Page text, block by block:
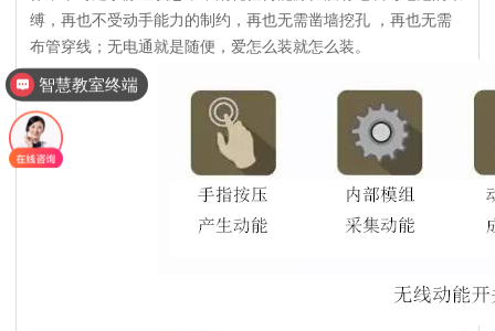
缚，再也不受动手能力的制约，再也无需凿墙挖孔 ，再也无需
布管穿线；无电通就是随便，爱怎么装就怎么装。
智慧教室终端